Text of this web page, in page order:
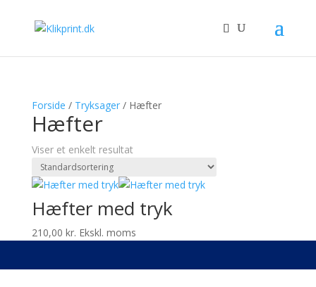
Forside / Tryksager/ Hæfter
Hæfter
Viser et enkelt resultat
Hæfter med tryk
210,00 kr. Ekskl. moms